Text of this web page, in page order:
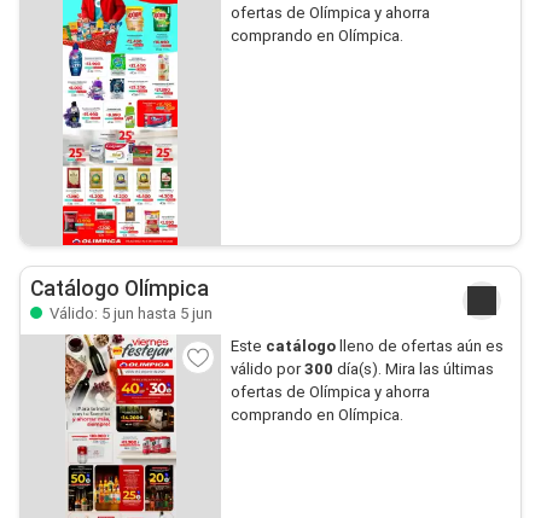
ofertas de Olímpica y ahorra
comprando en Olímpica.
Catálogo Olímpica
Válido: 5 jun hasta 5 jun
Este catálogolleno de ofertas aún es
válido por300 día(s). Mira las últimas
ofertas de Olímpica y ahorra
comprando en Olímpica.